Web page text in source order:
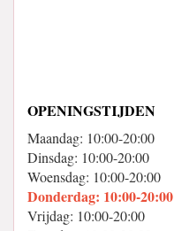
OPENINGSTIJDEN
Maandag: 10:00-20:00
Dinsdag: 10:00-20:00
Woensdag: 10:00-20:00
Donderdag: 10:00-20:00
Vrijdag: 10:00-20:00